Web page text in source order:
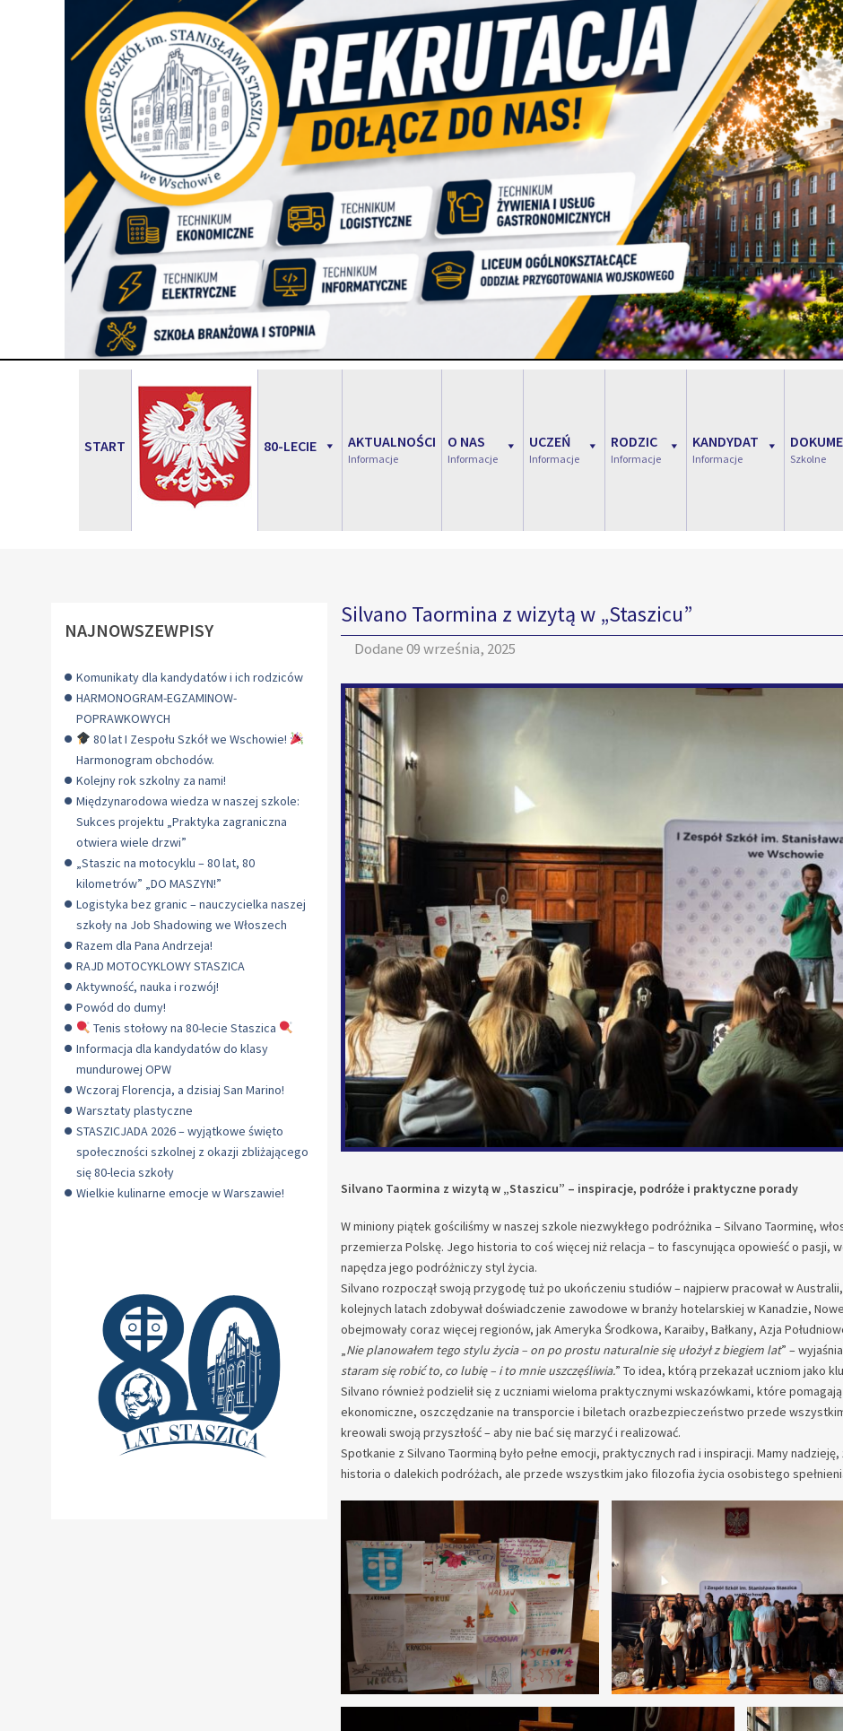
START 80-LECIE AKTUALNOŚCI
Informacje
O NAS
Informacje
UCZEŃ
Informacje
RODZIC
Informacje
KANDYDAT
Informacje Szkolne
Silvano Taormina z wizytą w „Staszicu”
Dodane09 września, 2025
Silvano Taormina z wizytą w „Staszicu” – inspiracje, podróże i praktyczne porady
W miniony piątek gościliśmy w naszej szkole niezwykłego podróżnika – Silvano Taorminę,
przemierza Polskę. Jego historia to coś więcej niż relacja – to fascynująca opowieść o pasji,
napędza jego podróżniczy styl życia.
Silvano rozpoczął swoją przygodę tuż po ukończeniu studiów – najpierw pracował w
kolejnych latach zdobywał doświadczenie zawodowe w branży hotelarskiej w Kanadzie,
obejmowały coraz więcej regionów, jak Ameryka Środkowa, Karaiby, Bałkany, Azja
„Nie planowałem tego stylu życia – on po prostu naturalnie się ułożył z biegiem lat” –
staram się robić to, co lubię – i to mnie uszczęśliwia.” To idea, którą przekazał uczniom jako
Silvano również podzielił się z uczniami wieloma praktycznymi wskazówkami, które
ekonomiczne, oszczędzanie na transporcie i biletach orazbezpieczeństwo przede
kreowali swoją przyszłość – aby nie bać się marzyć i realizować.
Spotkanie z Silvano Taorminą było pełne emocji, praktycznych rad i inspiracji. Mamy
historia o dalekich podróżach, ale przede wszystkim jako filozofia życia osobistego
NAJNOWSZEWPISY
Komunikaty dla kandydatów i ich rodziców
HARMONOGRAM-EGZAMINOW-
POPRAWKOWYCH
80 lat I Zespołu Szkół we Wschowie!
Harmonogram obchodów.
Kolejny rok szkolny za nami!
Międzynarodowa wiedza w naszej szkole:
Sukces projektu „Praktyka zagraniczna
otwiera wiele drzwi”
„Staszic na motocyklu – 80 lat, 80
kilometrów” „DO MASZYN!”
Logistyka bez granic – nauczycielka naszej
szkoły na Job Shadowing we Włoszech
Razem dla Pana Andrzeja!
RAJD MOTOCYKLOWY STASZICA
Aktywność, nauka i rozwój!
Powód do dumy!
Tenis stołowy na 80-lecie Staszica
Informacja dla kandydatów do klasy
mundurowej OPW
Wczoraj Florencja, a dzisiaj San Marino!
Warsztaty plastyczne
STASZICJADA 2026 – wyjątkowe święto
społeczności szkolnej z okazji zbliżającego
się 80-lecia szkoły
Wielkie kulinarne emocje w Warszawie!